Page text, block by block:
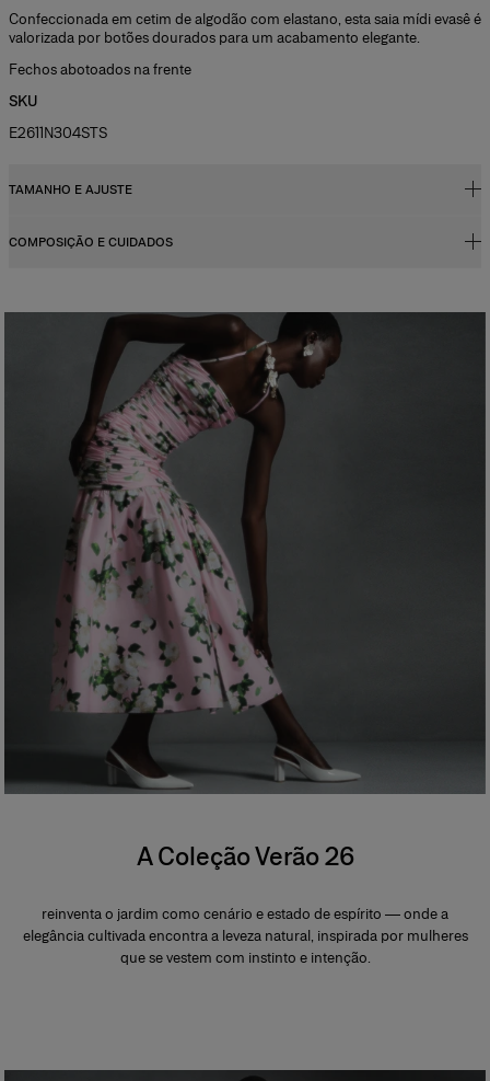
Confeccionada em cetim de algodão com elastano, esta saia mídi evasê é
valorizada por botões dourados para um acabamento elegante.
Fechos abotoados na frente
SKU
E2611N304STS
TAMANHO E AJUSTE
Corte normal, comprimento mídi evasê
A modelo mede 177 cm/5’9” e veste tamanho 2 US
(78,7 cm)
61 cm
35,5 pol.
COMPOSIÇÃO E CUIDADOS
Instruções de lavagem
Lave somente a seco
Produzido nos
A Coleção Verão 26
reinventa o jardim como cenário e estado de espírito — onde a
elegância cultivada encontra a leveza natural, inspirada por mulheres
que se vestem com instinto e intenção.